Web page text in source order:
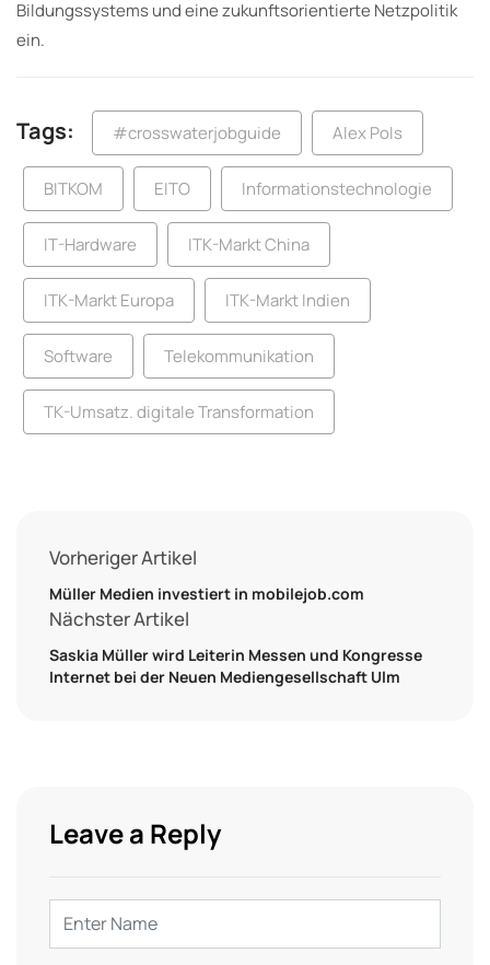
Bildungssystems und eine zukunftsorientierte Netzpolitik
ein.
Tags: #crosswaterjobguide Alex Pols
BITKOM EITO Informationstechnologie
IT-Hardware ITK-Markt China
ITK-Markt Europa ITK-Markt Indien
Software Telekommunikation
TK-Umsatz. digitale Transformation
Vorheriger Artikel
Müller Medien investiert in mobilejob.com
Nächster Artikel
Saskia Müller wird Leiterin Messen und Kongresse
Internet bei der Neuen Mediengesellschaft Ulm
Leave a Reply